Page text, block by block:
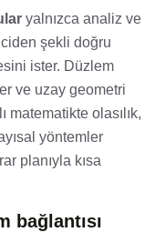
yalnızca analiz ve
şekli doğru
ister. Düzlem
ve uzay geometri
matematikte olasılık,
yöntemler
planıyla kısa
bağlantısı